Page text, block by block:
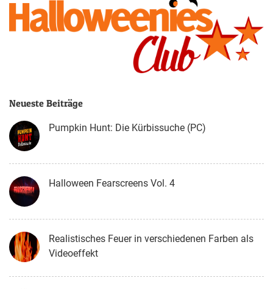
Neueste Beiträge
Pumpkin Hunt: Die Kürbissuche (PC)
Halloween Fearscreens Vol. 4
Realistisches Feuer in verschiedenen Farben als
Videoeffekt